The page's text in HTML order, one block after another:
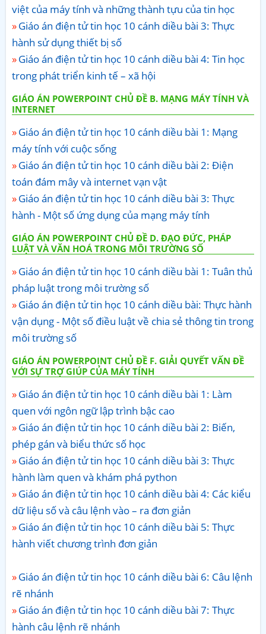
việt của máy tính và những thành tựu của tin học
Giáo án điện tử tin học 10 cánh diều bài 3: Thực
hành sử dụng thiết bị số
Giáo án điện tử tin học 10 cánh diều bài 4: Tin học
trong phát triển kinh tế – xã hội
GIÁO ÁN POWERPOINT CHỦ ĐỀ B. MẠNG MÁY TÍNH VÀ
INTERNET
Giáo án điện tử tin học 10 cánh diều bài 1: Mạng
máy tính với cuộc sống
Giáo án điện tử tin học 10 cánh diều bài 2: Điện
toán đám mây và internet vạn vật
Giáo án điện tử tin học 10 cánh diều bài 3: Thực
hành - Một số ứng dụng của mạng máy tính
GIÁO ÁN POWERPOINT CHỦ ĐỀ D. ĐẠO ĐỨC, PHÁP
LUẬT VÀ VĂN HOÁ TRONG MÔI TRƯỜNG SỐ
Giáo án điện tử tin học 10 cánh diều bài 1: Tuân thủ
pháp luật trong môi trường số
Giáo án điện tử tin học 10 cánh diều bài: Thực hành
vận dụng - Một số điều luật về chia sẻ thông tin trong
môi trường số
GIÁO ÁN POWERPOINT CHỦ ĐỀ F. GIẢI QUYẾT VẤN ĐỀ
VỚI SỰ TRỢ GIÚP CỦA MÁY TÍNH
Giáo án điện tử tin học 10 cánh diều bài 1: Làm
quen với ngôn ngữ lập trình bậc cao
Giáo án điện tử tin học 10 cánh diều bài 2: Biến,
phép gán và biểu thức số học
Giáo án điện tử tin học 10 cánh diều bài 3: Thực
hành làm quen và khám phá python
Giáo án điện tử tin học 10 cánh diều bài 4: Các kiểu
dữ liệu số và câu lệnh vào – ra đơn giản
Giáo án điện tử tin học 10 cánh diều bài 5: Thực
hành viết chương trình đơn giản
Giáo án điện tử tin học 10 cánh diều bài 6: Câu lệnh
rẽ nhánh
Giáo án điện tử tin học 10 cánh diều bài 7: Thực
hành câu lệnh rẽ nhánh